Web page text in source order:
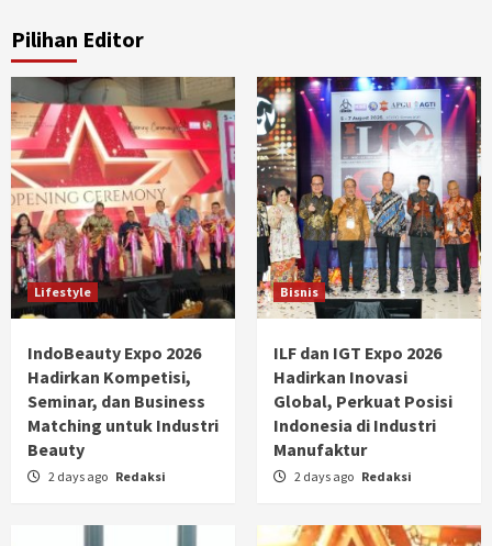
Pilihan Editor
Lifestyle
IndoBeauty Expo 2026
Hadirkan Kompetisi,
Seminar, dan Business
Matching untuk Industri
Beauty
2 days ago Redaksi
Bisnis
ILF dan IGT Expo 2026
Hadirkan Inovasi
Global, Perkuat Posisi
Indonesia di Industri
Manufaktur
2 days ago Redaksi